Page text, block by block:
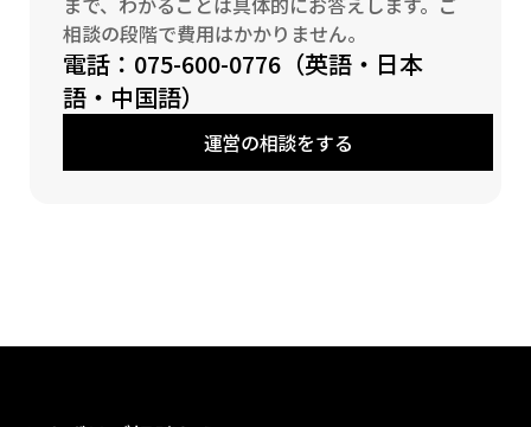
相談の段階で費用はかかりません。
電話：075-600-0776（英語・日本
語・中国語）
運営の相談をする
運営の相談をする